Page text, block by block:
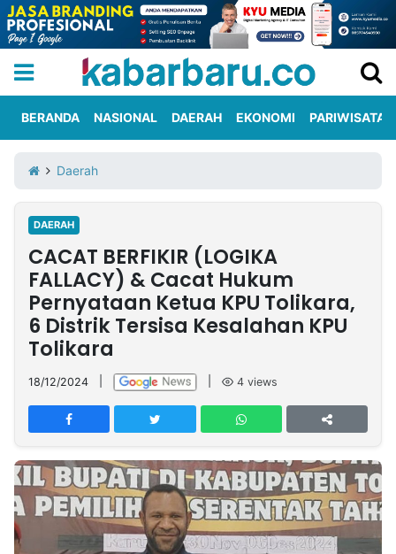
Iklan
Berita
Kami
Nasional
International
Olahraga
Entertainment
Daerah
Pariwisata
Kuliner
Kolom
Network
TREETAN
INDONESIA
Partner
Insight
NTB
Suara
Time
Lens
IDN
Daily
Jogja
Jalan
Rakyat
Idealita
News
Kita
Notice
Dinamikapost.com
Radar
Baru
Seedbacklink
BERANDA NASIONAL DAERAH EKONOMI PARIWISATA
Daerah
DAERAH
CACAT BERFIKIR (LOGIKA
FALLACY) & Cacat Hukum
Pernyataan Ketua KPU Tolikara,
6 Distrik Tersisa Kesalahan KPU
Tolikara
18/12/2024 4 views